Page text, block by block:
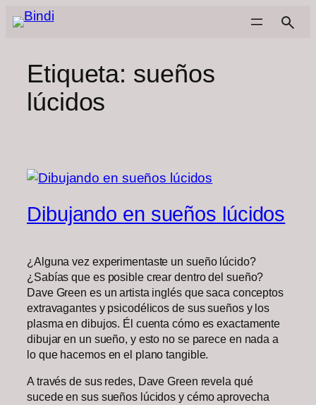
Saltar
al
Etiqueta: sueños
lúcidos
Dibujando en sueños lúcidos
¿Alguna vez experimentaste un sueño lúcido?
¿Sabías que es posible crear dentro del sueño?
Dave Green es un artista inglés que saca conceptos
extravagantes y psicodélicos de sus sueños y los
plasma en dibujos. Él cuenta cómo es exactamente
dibujar en un sueño, y esto no se parece en nada a
lo que hacemos en el plano tangible.
A través de sus redes, Dave Green revela qué
sucede en sus sueños lúcidos y cémo aprovecha